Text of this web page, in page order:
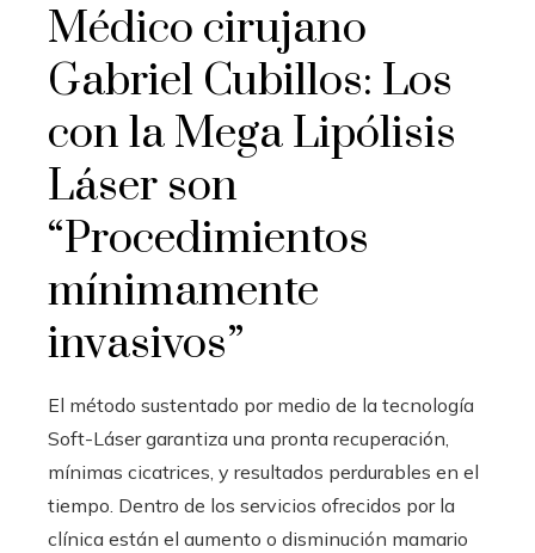
Médico cirujano
Gabriel Cubillos: Los
con la Mega Lipólisis
Láser son
“Procedimientos
mínimamente
invasivos”
El método sustentado por medio de la tecnología
Soft-Láser garantiza una pronta recuperación,
mínimas cicatrices, y resultados perdurables en el
tiempo. Dentro de los servicios ofrecidos por la
clínica están el aumento o disminución mamario